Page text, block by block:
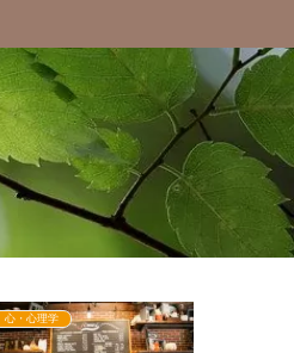
心・心理学